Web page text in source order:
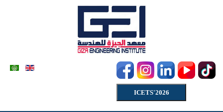
ICETS'2026